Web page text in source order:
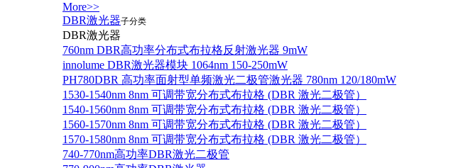
More>>
DBR激光器子分类
DBR激光器
760nm DBR高功率分布式布拉格反射激光器 9mW
innolume DBR激光器模块 1064nm 150-250mW
PH780DBR 高功率面射型单频激光二极管激光器 780nm 120/180mW
1530-1540nm 8nm 可调带宽分布式布拉格 (DBR 激光二极管）
1540-1560nm 8nm 可调带宽分布式布拉格 (DBR 激光二极管）
1560-1570nm 8nm 可调带宽分布式布拉格 (DBR 激光二极管）
1570-1580nm 8nm 可调带宽分布式布拉格 (DBR 激光二极管）
740-770nm高功率DBR激光二极管